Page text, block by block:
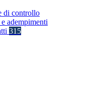
di controllo
adempimenti
315